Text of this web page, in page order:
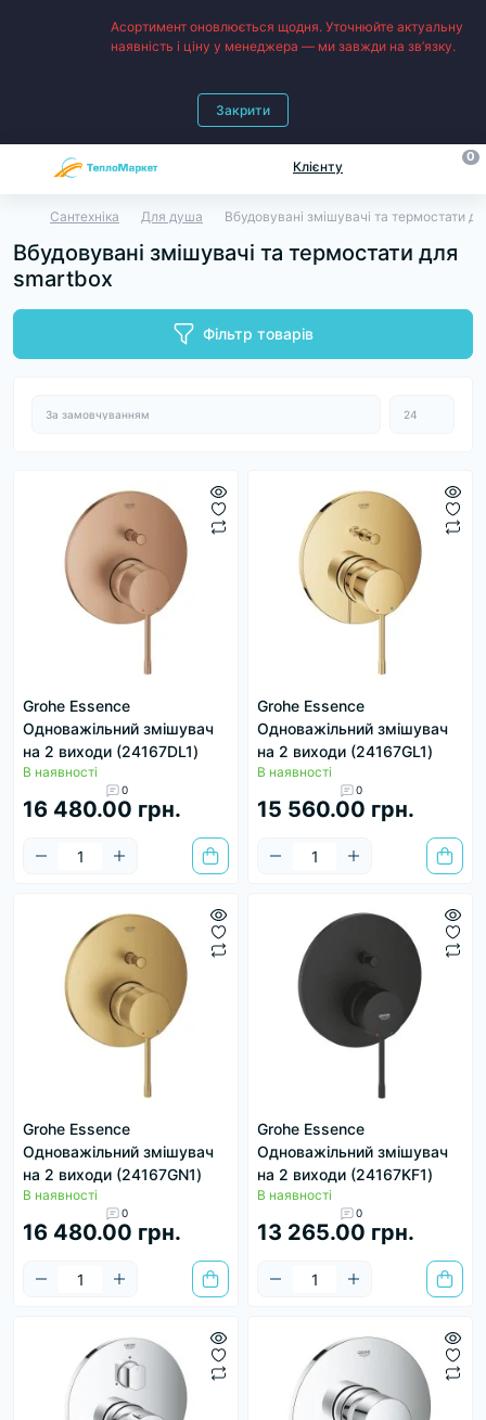
Асортимент оновлюється щодня. Уточнюйте актуальну
наявність і ціну у менеджера — ми завжди на зв’язку.
Закрити
Клієнту
0
Сантехніка Для душа Вбудовувані змішувачі та термостати
Вбудовувані змішувачі та термостати для
smartbox
Фільтр товарів
Grohe Essence
Одноважільний змішувач
на 2 виходи (24167DL1)
В наявності
0
16 480.00 грн.
Grohe Essence
Одноважільний змішувач
на 2 виходи (24167GL1)
В наявності
0
15 560.00 грн.
Grohe Essence
Одноважільний змішувач
на 2 виходи (24167GN1)
В наявності
0
16 480.00 грн.
Grohe Essence
Одноважільний змішувач
на 2 виходи (24167KF1)
В наявності
0
13 265.00 грн.